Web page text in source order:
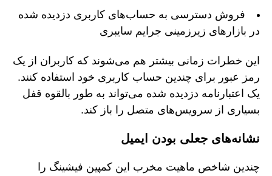
فروش دسترسی به حساب‌های کاربری دزدیده شده
در بازارهای زیرزمینی جرایم سایبری
این خطرات زمانی بیشتر هم می‌شوند که کاربران از یک
رمز عبور برای چندین حساب کاربری خود استفاده کنند.
یک اعتبارنامه دزدیده شده می‌تواند به طور بالقوه قفل
بسیاری از سرویس‌های متصل را باز کند.
نشانه‌های جعلی بودن ایمیل
چندین شاخص ماهیت مخرب این کمپین فیشینگ را